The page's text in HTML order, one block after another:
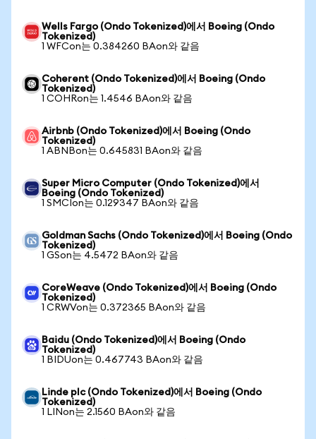
Wells Fargo (Ondo Tokenized)에서 Boeing (Ondo
Tokenized)
1 WFCon는 0.384260 BAon와 같음
Coherent (Ondo Tokenized)에서 Boeing (Ondo
Tokenized)
1 COHRon는 1.4546 BAon와 같음
Airbnb (Ondo Tokenized)에서 Boeing (Ondo
Tokenized)
1 ABNBon는 0.645831 BAon와 같음
Super Micro Computer (Ondo Tokenized)에서
Boeing (Ondo Tokenized)
1 SMCIon는 0.129347 BAon와 같음
Goldman Sachs (Ondo Tokenized)에서 Boeing (Ondo
Tokenized)
1 GSon는 4.5472 BAon와 같음
CoreWeave (Ondo Tokenized)에서 Boeing (Ondo
Tokenized)
1 CRWVon는 0.372365 BAon와 같음
Baidu (Ondo Tokenized)에서 Boeing (Ondo
Tokenized)
1 BIDUon는 0.467743 BAon와 같음
Linde plc (Ondo Tokenized)에서 Boeing (Ondo
Tokenized)
1 LINon는 2.1560 BAon와 같음